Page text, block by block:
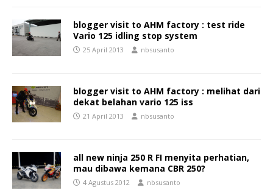
blogger visit to AHM factory : test ride
Vario 125 idling stop system
25 April 2013 nbsusanto
blogger visit to AHM factory : melihat dari
dekat belahan vario 125 iss
21 April 2013 nbsusanto
all new ninja 250 R FI menyita perhatian,
mau dibawa kemana CBR 250?
4 Agustus 2012 nbsusanto